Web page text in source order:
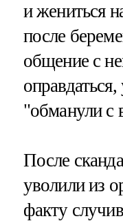
и жениться
после
общение с
"обманули с
После
уволили из
факту